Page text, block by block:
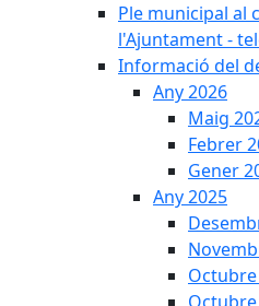
Ple municipal al
l'Ajuntament -
Informació del
Any 2026
Maig
Febrer
Gener
Any 2025